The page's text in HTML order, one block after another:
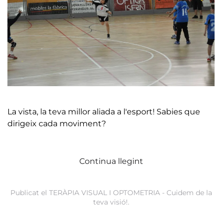
La vista, la teva millor aliada a l'esport! Sabies que
dirigeix cada moviment?
Continua llegint
Publicat el TERÀPIA VISUAL I OPTOMETRIA - Cuidem de la
teva visió!.